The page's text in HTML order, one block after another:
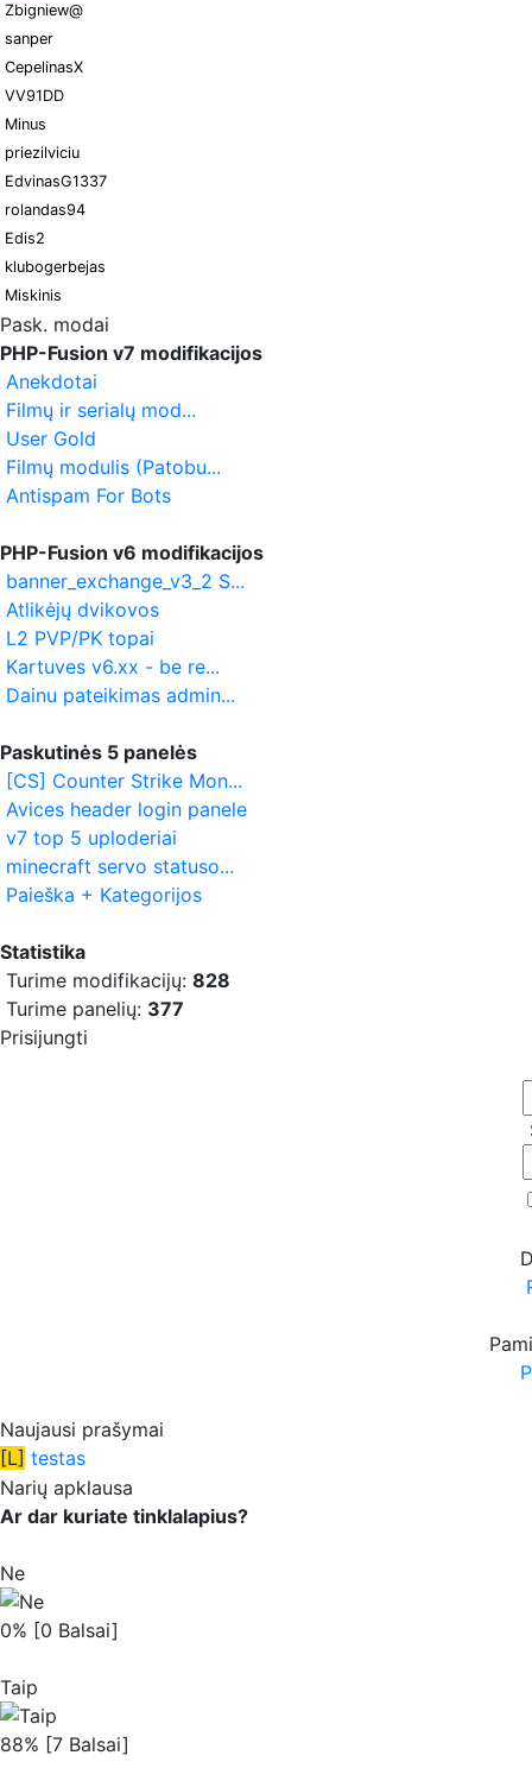
Zbigniew@
sanper
CepelinasX
VV91DD
Minus
priezilviciu
EdvinasG1337
rolandas94
Edis2
klubogerbejas
Miskinis
Pask. modai
PHP-Fusion v7 modifikacijos
Anekdotai
Filmų ir serialų mod...
User Gold
Filmų modulis (Patobu...
Antispam For Bots
PHP-Fusion v6 modifikacijos
banner_exchange_v3_2 S...
Atlikėjų dvikovos
L2 PVP/PK topai
Kartuves v6.xx - be re...
Dainu pateikimas admin...
Paskutinės 5 panelės
[CS] Counter Strike Mon...
Avices header login panele
v7 top 5 uploderiai
minecraft servo statuso...
Paieška + Kategorijos
Statistika
Turime modifikacijų: 828
Turime panelių: 377
Prisijungti
Naujausi prašymai
[L] testas
Narių apklausa
Ar dar kuriate tinklalapius?
Ne
0% [0 Balsai]
Taip
88% [7 Balsai]